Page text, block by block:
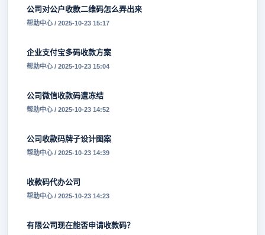
公司对公户收款二维码怎么弄出来
帮助中心 / 2025-10-23 15:17
企业支付宝多码收款方案
帮助中心 / 2025-10-23 15:04
公司微信收款码遭冻结
帮助中心 / 2025-10-23 14:52
公司收款码牌子设计图案
帮助中心 / 2025-10-23 14:39
收款码代办公司
帮助中心 / 2025-10-23 14:23
有限公司现在能否申请收款码？